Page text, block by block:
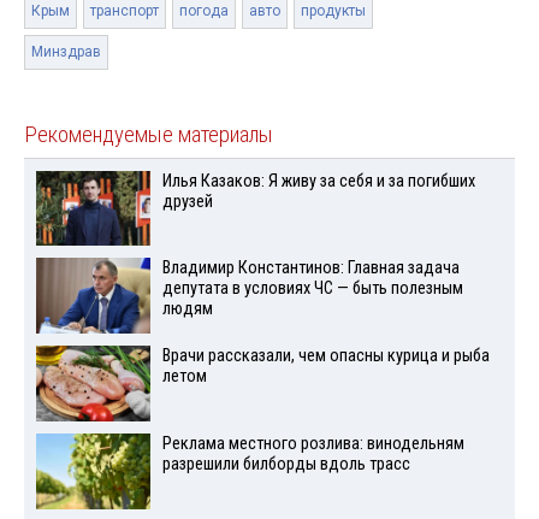
Крым транспорт погода авто продукты
Минздрав
Рекомендуемые материалы
Илья Казаков: Я живу за себя и за погибших
друзей
Владимир Константинов: Главная задача
депутата в условиях ЧС — быть полезным
людям
Врачи рассказали, чем опасны курица и рыба
летом
Реклама местного розлива: винодельням
разрешили билборды вдоль трасс